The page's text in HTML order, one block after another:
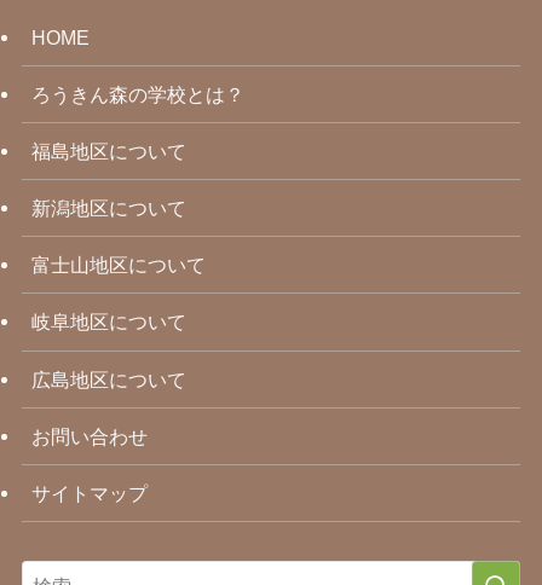
HOME
ろうきん森の学校とは？
福島地区について
新潟地区について
富士山地区について
岐阜地区について
広島地区について
お問い合わせ
サイトマップ